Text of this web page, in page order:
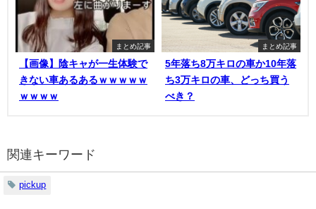
まとめ記事
【画像】陰キャが一生体験で
きない車あるあるｗｗｗｗｗ
ｗｗｗｗ
まとめ記事
5年落ち8万キロの車か10年落
ち3万キロの車、どっち買う
べき？
関連キーワード
pickup